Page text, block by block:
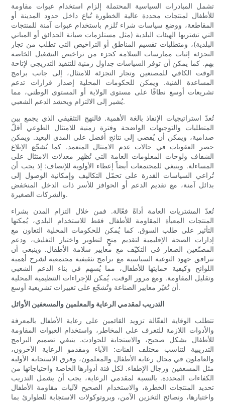
تشمل المبادرات السياسية المحتملة إلزام استخدام عبوات مقاومة
للأطفال لمنتجات محددة عالية الخطورة تُباع داخل حدود المدينة أو
المقاطعة، ووضع سياسات شراء تُلزم باستخدام عبوات آمنة للمنتجات
التي تشتريها الهيئات البلدية (مثل مستلزمات صيانة الحدائق أو المباني
البلدية)، ومتطلبات تقسيم المناطق أو التراخيص التي تطلب من تجار
التجزئة إثبات ممارسات السلامة كجزء من تراخيص التشغيل الخاصة
بهم. كما يمكن أن توفر السياسات جداول زمنية للتنفيذ التدريجي لإتاحة
الوقت الكافي للمصنعين وتجار التجزئة للامتثال، إلى جانب برامج
المساعدة الفنية. ويمكن للحكومات المحلية إصدار قرارات تدعم
تشريعات أوسع نطاقًا على مستوى الولاية أو المستوى الوطني، مما
يُشير إلى الالتزام ويحشد الدعم الشعبي.
تُعدّ استراتيجيات الإنفاذ بالغة الأهمية. فالنهج التثقيفي الذي يجمع بين
المتطلبات والتوجيهات الواضحة وفترة زمنية للامتثال الطوعي أقلّ
صدامية، ويمكن أن يُفضي إلى نتائج أفضل على المدى البعيد. ويمكن
حصر العقوبات في حالات عدم الامتثال المتعمد. كما يُشجّع الإبلاغ
الشفاف ولوحات المعلومات العامة التي تُظهر معدلات الامتثال على
المساءلة. وينبغي للمجتمعات أيضاً إعطاء الأولوية للإنصاف: إذ يجب أن
تُراعي السياسات القدرة على تحمّل التكاليف وإمكانية الوصول إلى
بدائل آمنة، مع تقديم الدعم أو الحوافز للأسر ذات الدخل المنخفض
والشركات الصغيرة.
تُعدّ المشتريات العامة أداةً فعّالة. فمن خلال التزام المدن بشراء
المنتجات المعبأة المقاومة للأطفال فقط للاستخدام البلدي، يُمكنها
التأثير على طلب السوق. كما يُمكن للحكومات المحلية التعاون مع
إدارات الصحة الإقليمية لتقديم منحٍ لتطوير واختبار التغليف، ودعم
المصنّعين الصغار في التكيّف مع معايير سلامة الأطفال. وينبغي أن
تترافق جهود التوعية السياسية مع برامج تثقيفية مجتمعية لشرح أهمية
اللوائح وكيفية حمايتها للأطفال، مما يُسهم في بناء الدعم الشعبي
وتقليل المقاومة. ومع مرور الوقت، يُمكن للإجراءات التنظيمية المحلية
أن تُغيّر معايير الصناعة وتُشجّع على تغييرات تشريعية أوسع.
التدريب لمقدمي الرعاية والمعلمين والمسعفين الأوائل
تتطلب الوقاية الفعّالة تزويد القائمين على رعاية الأطفال بالمعرفة
والأدوات اللازمة للتعرف على المخاطر، واستخدام العبوات المقاومة
للأطفال بشكل صحيح، والاستجابة للحوادث. ينبغي تصميم البرامج
التدريبية لتناسب مختلف الفئات: الآباء ومقدمو الرعاية الآخرون،
والعاملون في مجال رعاية الأطفال والمعلمون، وفرق الاستجابة الأولية
مثل المسعفين ورجال الإطفاء. لكل فئة أدوارها الخاصة واحتياجاتها من
الكفاءات المحددة. بالنسبة لمقدمي الرعاية، يجب أن يشمل التدريب
تحديد المنتجات الخطرة، والاستخدام الصحيح لآليات مقاومة الأطفال
واختبارها، ونصائح التخزين الآمن، وبروتوكولات الاستجابة للطوارئ بما